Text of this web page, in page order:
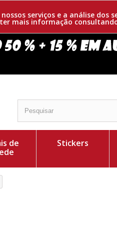
serviços e a análise dos
mais informação
de
Stickers